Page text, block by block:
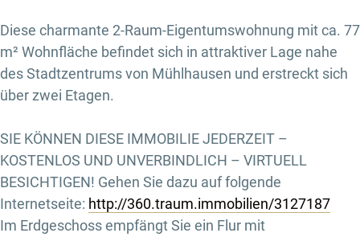
Diese charmante 2-Raum-Eigentumswohnung mit ca. 77
m² Wohnfläche befindet sich in attraktiver Lage nahe
des Stadtzentrums von Mühlhausen und erstreckt sich
über zwei Etagen.
SIE KÖNNEN DIESE IMMOBILIE JEDERZEIT –
KOSTENLOS UND UNVERBINDLICH – VIRTUELL
BESICHTIGEN! Gehen Sie dazu auf folgende
Internetseite: http://360.traum.immobilien/3127187
Im Erdgeschoss empfängt Sie ein Flur mit